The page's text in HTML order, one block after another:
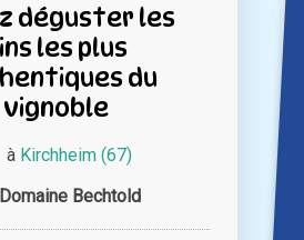
déguster les
les plus
du
vignoble
Kirchheim (67)
Domaine Bechtold